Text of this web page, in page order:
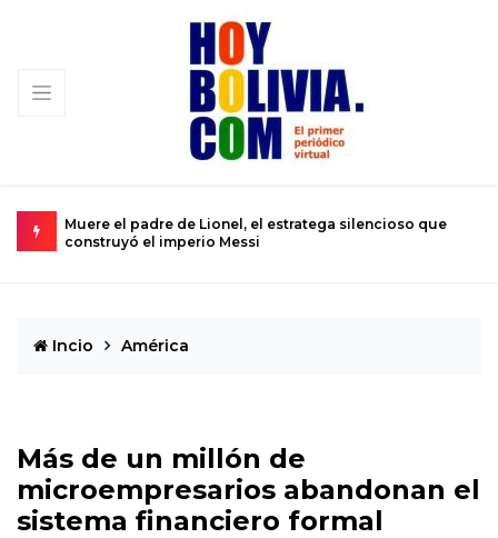
que
Urkupiña: El valle donde la piedra brota milagros y la
se convierte en realidad
Incio América
Más de un millón de
microempresarios abandonan el
sistema financiero formal